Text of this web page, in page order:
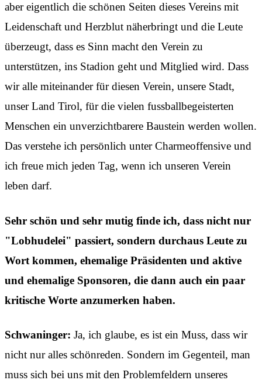
aber eigentlich die schönen Seiten dieses Vereins mit
Leidenschaft und Herzblut näherbringt und die Leute
überzeugt, dass es Sinn macht den Verein zu
unterstützen, ins Stadion geht und Mitglied wird. Dass
wir alle miteinander für diesen Verein, unsere Stadt,
unser Land Tirol, für die vielen fussballbegeisterten
Menschen ein unverzichtbarere Baustein werden wollen.
Das verstehe ich persönlich unter Charmeoffensive und
ich freue mich jeden Tag, wenn ich unseren Verein
leben darf.
Sehr schön und sehr mutig finde ich, dass nicht nur
"Lobhudelei" passiert, sondern durchaus Leute zu
Wort kommen, ehemalige Präsidenten und aktive
und ehemalige Sponsoren, die dann auch ein paar
kritische Worte anzumerken haben.
Schwaninger: Ja, ich glaube, es ist ein Muss, dass wir
nicht nur alles schönreden. Sondern im Gegenteil, man
muss sich bei uns mit den Problemfeldern unseres